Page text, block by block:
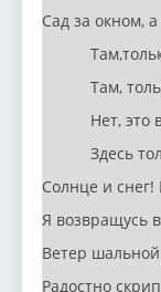
Сад за окном,
Там,только
Там, только
Нет, это
Здесь
Солнце и
Я возвращусь
Ветер
Радостно